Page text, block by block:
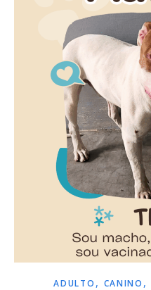
ADULTO , CANINO ,